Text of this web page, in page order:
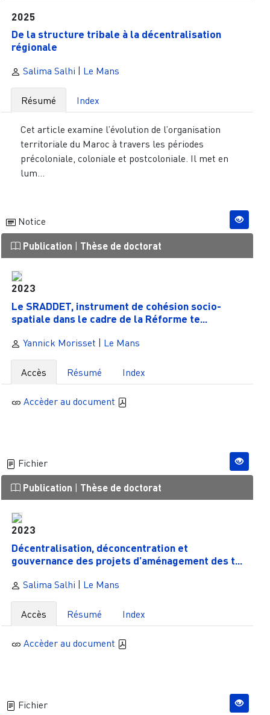
2025
De la structure tribale à la décentralisation
régionale
Salima Salhi Le Mans
Résumé Index
Cet article examine l’évolution de l’organisation
territoriale du Maroc à travers les périodes
précoloniale, coloniale et postcoloniale. Il met en
lum...
Notice
Publication Thèse de doctorat
2023
Le SRADDET, instrument de cohésion socio-
spatiale dans le cadre de la Réforme te...
Yannick Morisset | Le Mans
Accès Résumé Index
Accèder au document
Fichier
Publication Thèse de doctorat
2023
Décentralisation, déconcentration et
gouvernance des projets d’aménagement des t...
Salima Salhi | Le Mans
Accès Résumé Index
Accèder au document
Fichier